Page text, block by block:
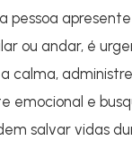
pessoa
ou andar, é
calma,
emocional e
salvar vidas